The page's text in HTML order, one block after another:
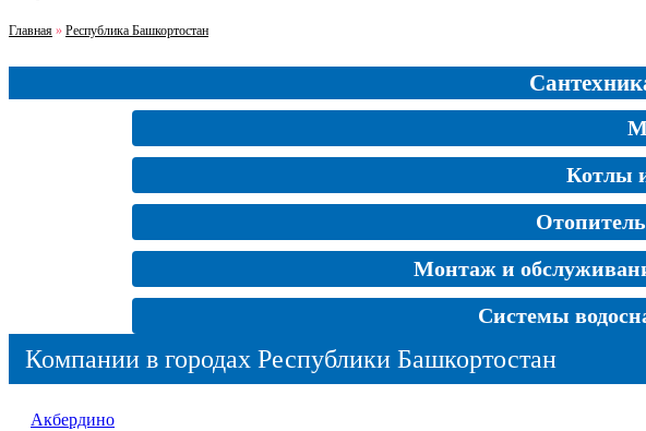
Главная » Республика Башкортостан
Котлы
Монтаж и
Системы
Компании в городах Республики Башкортостан
Акбердино